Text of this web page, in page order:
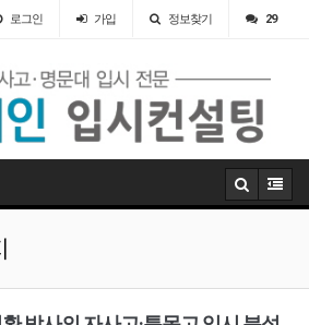
로그인 가입 정보찾기 29